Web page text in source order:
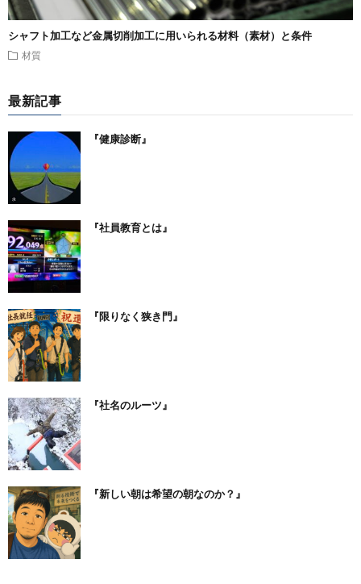
シャフト加工など金属切削加工に用いられる材料（素材）と条件
材質
最新記事
『健康診断』
『社員教育とは』
『限りなく狭き門』
『社名のルーツ』
『新しい朝は希望の朝なのか？』